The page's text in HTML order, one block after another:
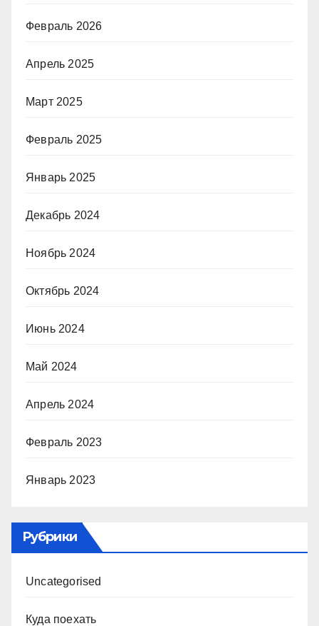
Февраль 2026
Апрель 2025
Март 2025
Февраль 2025
Январь 2025
Декабрь 2024
Ноябрь 2024
Октябрь 2024
Июнь 2024
Май 2024
Апрель 2024
Февраль 2023
Январь 2023
Рубрики
Uncategorised
Куда поехать